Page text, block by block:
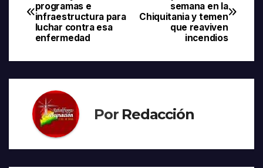
de
entradas
semana en la
Chiquitania y temen
que reaviven
incendios
programas e
infraestructura para
luchar contra esa
enfermedad
Por Redacción